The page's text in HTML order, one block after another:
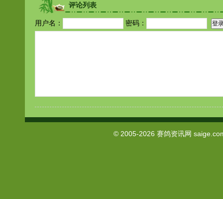
评论列表
用户名： 密码：
© 2005-2026 赛鸽资讯网